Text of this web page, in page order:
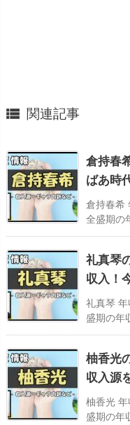
 関連記事
倉持春
ばあ時
倉持春希
全盛期の
礼真琴
収入！
礼真琴
盛期の年
柚香光
収入源
柚香光
盛期の年